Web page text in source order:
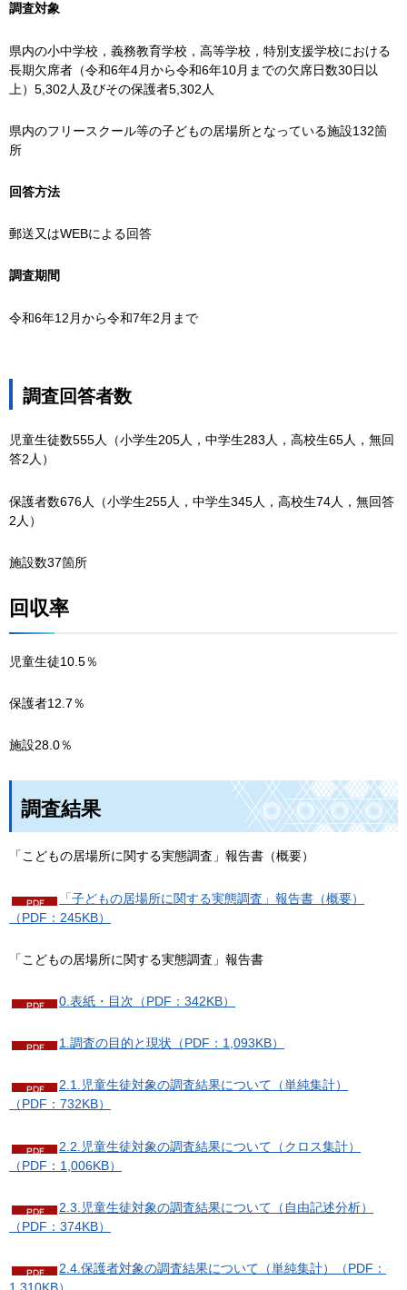
調査対象
県内の小中学校，義務教育学校，高等学校，特別支援学校における
長期欠席者（令和6年4月から令和6年10月までの欠席日数30日以
上）5,302人及びその保護者5,302人
県内のフリースクール等の子どもの居場所となっている施設132箇
所
回答方法
郵送又はWEBによる回答
調査期間
令和6年12月から令和7年2月まで
調査回答者数
児童生徒数555人（小学生205人，中学生283人，高校生65人，無回
答2人）
保護者数676人（小学生255人，中学生345人，高校生74人，無回答
2人）
施設数37箇所
回収率
児童生徒10.5％
保護者12.7％
施設28.0％
調査結果
「こどもの居場所に関する実態調査」報告書（概要）
「子どもの居場所に関する実態調査」報告書（概要）
（PDF：245KB）
「こどもの居場所に関する実態調査」報告書
0.表紙・目次（PDF：342KB）
1.調査の目的と現状（PDF：1,093KB）
2.1.児童生徒対象の調査結果について（単純集計）
（PDF：732KB）
2.2.児童生徒対象の調査結果について（クロス集計）
（PDF：1,006KB）
2.3.児童生徒対象の調査結果について（自由記述分析）
（PDF：374KB）
2.4.保護者対象の調査結果について（単純集計）（PDF：